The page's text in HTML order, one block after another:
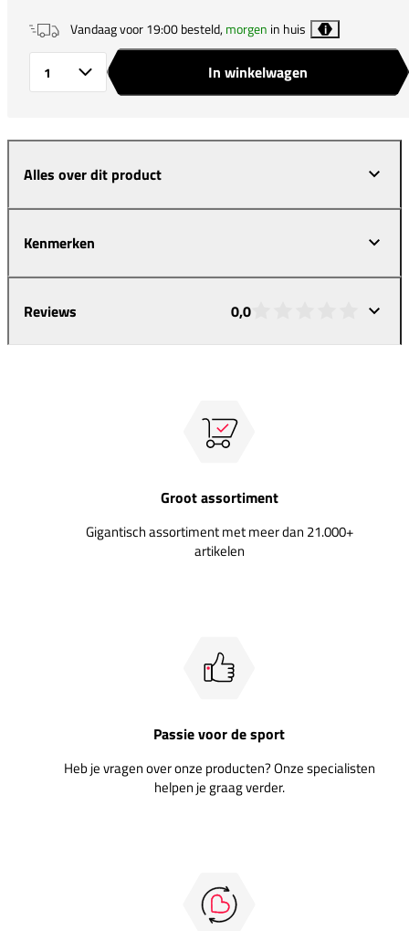
Vandaag voor 19:00 besteld,morgen in huis i
In winkelwagen
Alles over dit product
Kenmerken
Reviews 0,0
Groot assortiment
Gigantisch assortiment met meer dan 21.000+
artikelen
Passie voor de sport
Heb je vragen over onze producten? Onze specialisten
helpen je graag verder.